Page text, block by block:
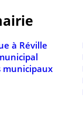
à Réville
municipaux